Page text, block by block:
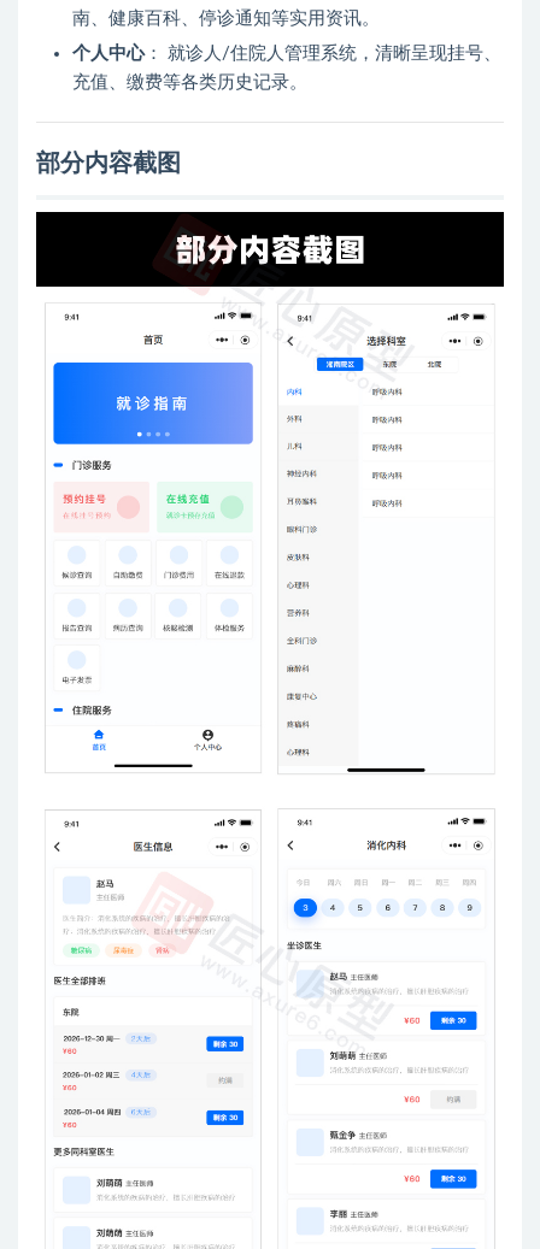
南、健康百科、停诊通知等实用资讯。
个人中心： 就诊人/住院人管理系统，清晰呈现挂号、
充值、缴费等各类历史记录。
部分内容截图